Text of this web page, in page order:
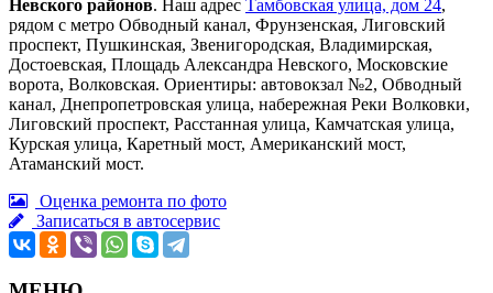
Невского районов. Наш адрес Тамбовская улица, дом 24,
рядом с метро Обводный канал, Фрунзенская, Лиговский
проспект, Пушкинская, Звенигородская, Владимирская,
Достоевская, Площадь Александра Невского, Московские
ворота, Волковская. Ориентиры: автовокзал №2, Обводный
канал, Днепропетровская улица, набережная Реки Волковки,
Лиговский проспект, Расстанная улица, Камчатская улица,
Курская улица, Каретный мост, Американский мост,
Атаманский мост.
Оценка ремонта по фото
Записаться в автосервис